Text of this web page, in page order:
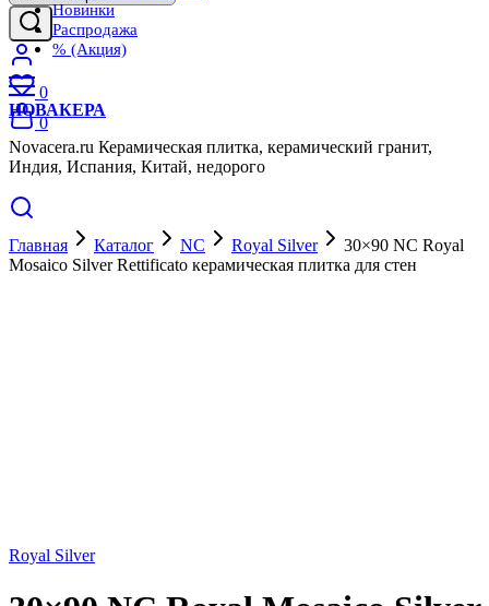
0
0
Новинки
Распродажа
% (Акция)
НОВАКЕРА
Novacera.ru Керамическая плитка, керамический гранит,
Индия, Испания, Китай, недорого
Главная Каталог NC Royal Silver
30×90 NC Royal
Mosaico Silver Rettificato керамическая плитка для стен
Royal Silver